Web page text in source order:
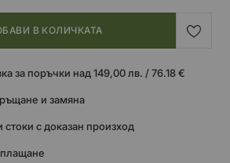
В КОЛИЧКАТА
за поръчки над 149,00 лв. / 76.18 €
и замяна
с доказан произход